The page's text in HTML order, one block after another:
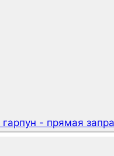
- прямая